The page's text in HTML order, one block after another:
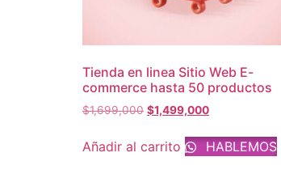
Tienda en linea Sitio Web E-
commerce hasta 50 productos
$1,699,000 $1,499,000
Añadir al carrito HABLEMOS